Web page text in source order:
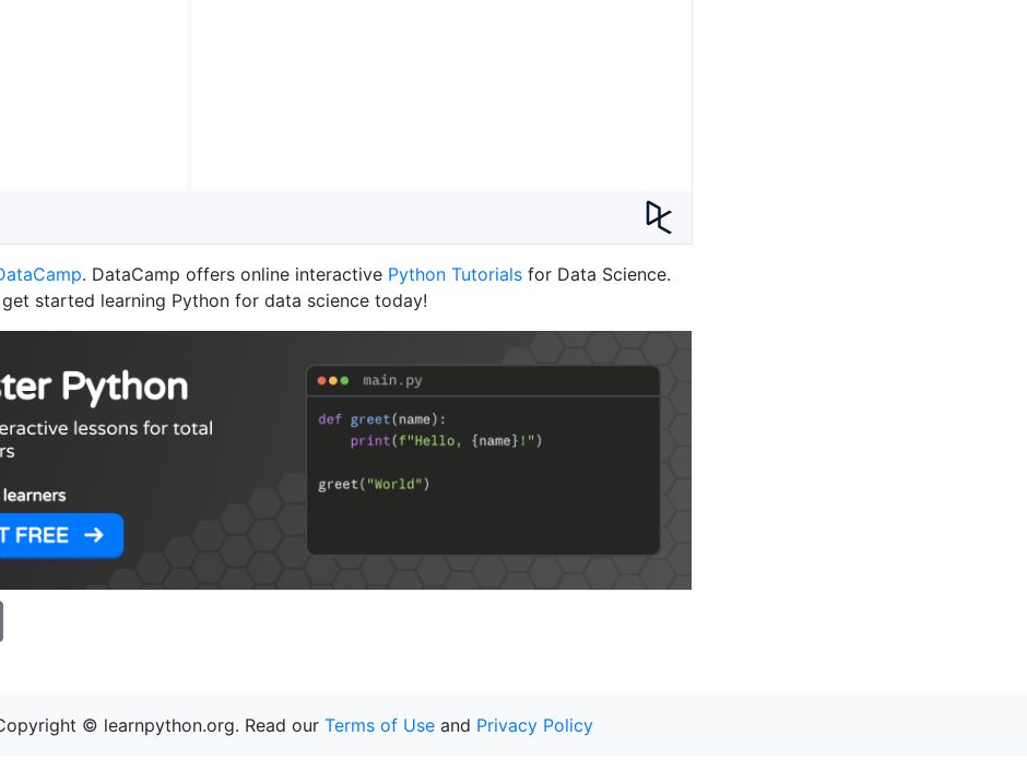
. DataCamp offers online interactive Python Tutorials for Data Science.
started learning Python for data science today!
© learnpython.org. Read our Terms of Useand Privacy Policy